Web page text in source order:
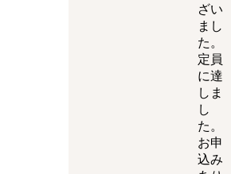
ざい
まし
た。
定員
に達
しま
し
た。
お申
込み